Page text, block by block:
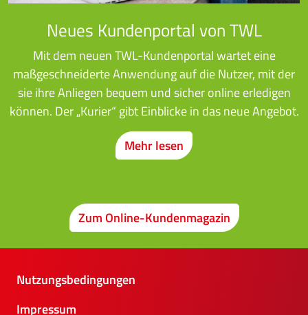
Neues Kundenportal von TWL
Mit dem neuen TWL-Kundenportal wartet eine
maßgeschneiderte Anwendung auf die Nutzer, mit der
sie ihre Anliegen bequem und sicher online erledigen
können. Der „Kurier“ gibt Einblicke in das neue Angebot.
Mehr lesen
Zum Online-Kundenmagazin
Nutzungsbedingungen
Impressum